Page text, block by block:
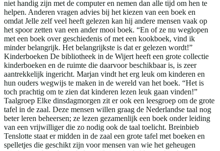
niet handig zijn met de computer en nemen dan alle tijd om hen te
helpen. Anderen vragen advies bij het kiezen van een boek en
omdat Jelle zelf veel heeft gelezen kan hij andere mensen vaak op
het spoor zetten van een ander mooi boek. “En of ze nu weglopen
met een boek over geschiedenis of met een kookboek, vind ik
minder belangrijk. Het belangrijkste is dat er gelezen wordt!”
Kinderboeken De bibliotheek in de Wijert heeft een grote collectie
kinderboeken en de ruimte die daarvoor beschikbaar is, is zeer
aantrekkelijk ingericht. Marjan vindt het erg leuk om kinderen en
hun ouders wegwijs te maken in de wereld van het boek. “Het is
toch prachtig om te zien dat kinderen lezen leuk gaan vinden!”
Taalgroep Elke dinsdagmorgen zit er ook een leesgroep om de grote
tafel in de zaal. Deze mensen willen graag de Nederlandse taal nog
beter leren beheersen; ze lezen gezamenlijk een boek onder leiding
van een vrijwilliger die zo nodig ook de taal toelicht. Breinbieb
Tenslotte staat er midden in de zaal een grote tafel met boeken en
spelletjes die geschikt zijn voor mensen van wie het geheugen